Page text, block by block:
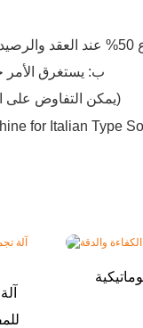
(يمكن التفاوض على المهلة الزمنية وفقًا لمواقف محددة)